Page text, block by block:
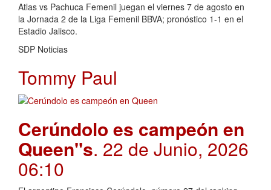
Atlas vs Pachuca Femenil juegan el viernes 7 de agosto en
la Jornada 2 de la Liga Femenil BBVA; pronóstico 1-1 en el
Estadio Jalisco.
SDP Noticias
Tommy Paul
Cerúndolo es campeón en
Queen"s. 22 de Junio, 2026
06:10